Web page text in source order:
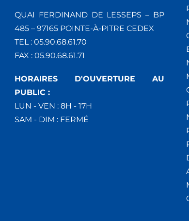
QUAI FERDINAND DE LESSEPS – BP
485 – 97165 POINTE-À-PITRE CEDEX
TEL : 05.90.68.61.70
FAX : 05.90.68.61.71
HORAIRES D'OUVERTURE AU
PUBLIC :
LUN - VEN : 8H - 17H
SAM - DIM : FERMÉ